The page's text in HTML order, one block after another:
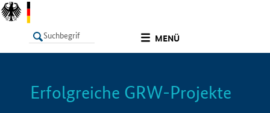
MENÜ
LISTE Info
Erfolgreiche GRW-Projekte